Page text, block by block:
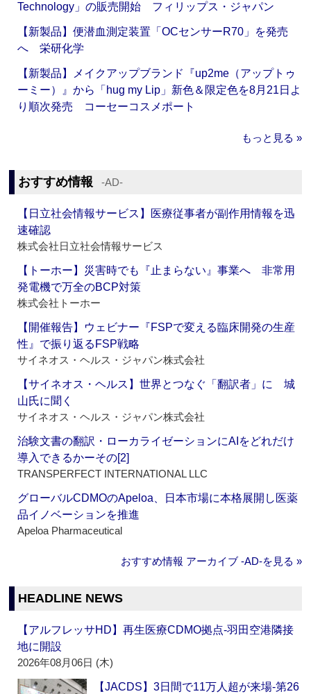
Technology」の販売開始 フィリップス・ジャパン
【新製品】便潜血測定装置「OCセンサーR70」を発売
へ 栄研化学
【新製品】メイクアップブランド『up2me（アップトゥ
ーミー）』から「hug my Lip」新色＆限定色を8月21日よ
り順次発売 コーセーコスメポート
もっと見る »
おすすめ情報 ‐AD‐
【日立社会情報サービス】医療従事者が副作用情報を迅
速確認
株式会社日立社会情報サービス
【トーホー】災害時でも『止まらない』事業へ 非常用
発電機で万全のBCP対策
株式会社トーホー
【開催報告】ウェビナー『FSPで変える臨床開発の生産
性』で振り返るFSP戦略
サイネオス・ヘルス・ジャパン株式会社
【サイネオス・ヘルス】世界とつなぐ「翻訳者」に 城
山氏に聞く
サイネオス・ヘルス・ジャパン株式会社
治験文書の翻訳・ローカライゼーションにAIをどれだけ
導入できるかーその[2]
TRANSPERFECT INTERNATIONAL LLC
グローバルCDMOのApeloa、日本市場に本格展開し医薬
品イノベーションを推進
Apeloa Pharmaceutical
おすすめ情報 アーカイブ ‐AD‐を見る »
HEADLINE NEWS
【アルフレッサHD】再生医療CDMO拠点‐羽田空港隣接
地に開設
2026年08月06日 (木)
【JACDS】3日間で11万人超が来場‐第26